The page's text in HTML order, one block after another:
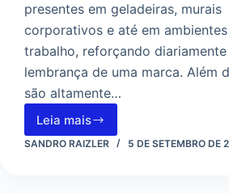
presentes em geladeiras, murais
corporativos e até em
trabalho, reforçando diariamente
lembrança de uma marca. Além
são altamente…
Leia mais
Do
Papel
SANDRO RAIZLER 5 DE SETEMBRO DE